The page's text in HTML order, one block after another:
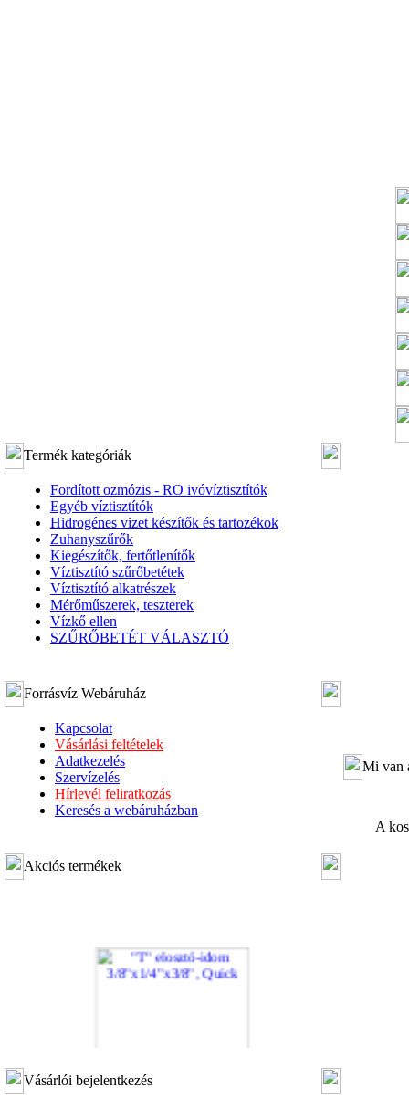
Termék kategóriák
Fordított ozmózis - RO ivóvíztisztítók
Egyéb víztisztítók
Hidrogénes vizet készítők és tartozékok
Zuhanyszűrők
Kiegészítők, fertőtlenítők
Víztisztító szűrőbetétek
Víztisztító alkatrészek
Mérőműszerek, teszterek
Vízkő ellen
SZŰRŐBETÉT VÁLASZTÓ
Forrásvíz Webáruház
Kapcsolat
Vásárlási feltételek
Adatkezelés
Szervízelés
Hírlevél feliratkozás
Keresés a webáruházban
Akciós termékek
Vásárlói bejelentkezés
Mi van
A